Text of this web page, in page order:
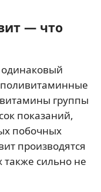
— что
группы
показаний,
побочных
производятся
также сильно не